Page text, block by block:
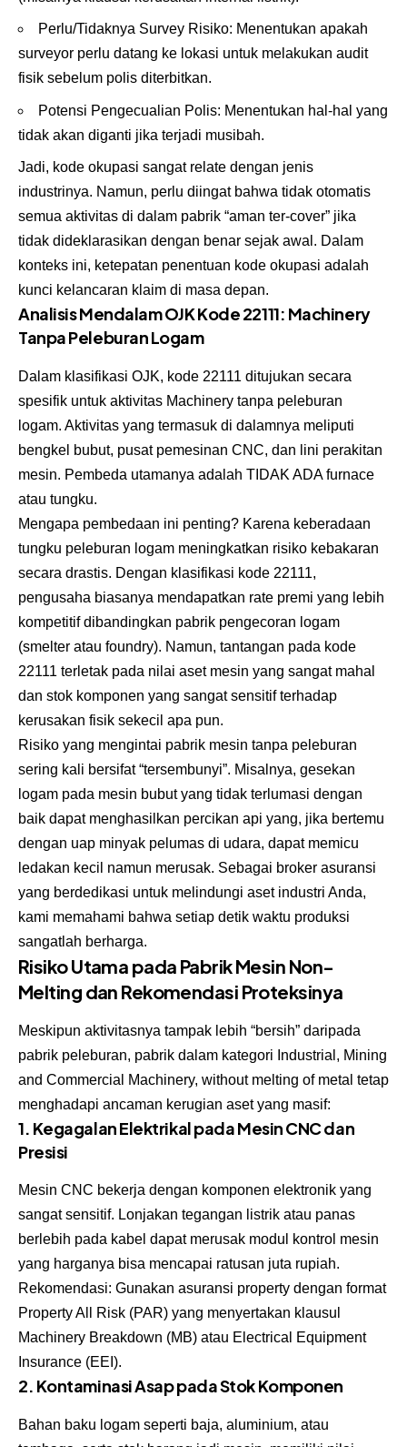
Perlu/Tidaknya Survey Risiko: Menentukan apakah
surveyor perlu datang ke lokasi untuk melakukan audit
fisik sebelum polis diterbitkan.
Potensi Pengecualian Polis: Menentukan hal-hal yang
tidak akan diganti jika terjadi musibah.
Jadi, kode okupasi sangat relate dengan jenis
industrinya. Namun, perlu diingat bahwa tidak otomatis
semua aktivitas di dalam pabrik “aman ter-cover” jika
tidak dideklarasikan dengan benar sejak awal. Dalam
konteks ini, ketepatan penentuan kode okupasi adalah
kunci kelancaran klaim di masa depan.
Analisis Mendalam OJK Kode 22111: Machinery
Tanpa Peleburan Logam
Dalam klasifikasi OJK, kode 22111 ditujukan secara
spesifik untuk aktivitas Machinery tanpa peleburan
logam. Aktivitas yang termasuk di dalamnya meliputi
bengkel bubut, pusat pemesinan CNC, dan lini perakitan
mesin. Pembeda utamanya adalah TIDAK ADA furnace
atau tungku.
Mengapa pembedaan ini penting? Karena keberadaan
tungku peleburan logam meningkatkan risiko kebakaran
secara drastis. Dengan klasifikasi kode 22111,
pengusaha biasanya mendapatkan rate premi yang lebih
kompetitif dibandingkan pabrik pengecoran logam
(smelter atau foundry). Namun, tantangan pada kode
22111 terletak pada nilai aset mesin yang sangat mahal
dan stok komponen yang sangat sensitif terhadap
kerusakan fisik sekecil apa pun.
Risiko yang mengintai pabrik mesin tanpa peleburan
sering kali bersifat “tersembunyi”. Misalnya, gesekan
logam pada mesin bubut yang tidak terlumasi dengan
baik dapat menghasilkan percikan api yang, jika bertemu
dengan uap minyak pelumas di udara, dapat memicu
ledakan kecil namun merusak. Sebagai broker asuransi
yang berdedikasi untuk melindungi aset industri Anda,
kami memahami bahwa setiap detik waktu produksi
sangatlah berharga.
Risiko Utama pada Pabrik Mesin Non-
Melting dan Rekomendasi Proteksinya
Meskipun aktivitasnya tampak lebih “bersih” daripada
pabrik peleburan, pabrik dalam kategori Industrial, Mining
and Commercial Machinery, without melting of metal tetap
menghadapi ancaman kerugian aset yang masif:
1. Kegagalan Elektrikal pada Mesin CNC dan
Presisi
Mesin CNC bekerja dengan komponen elektronik yang
sangat sensitif. Lonjakan tegangan listrik atau panas
berlebih pada kabel dapat merusak modul kontrol mesin
yang harganya bisa mencapai ratusan juta rupiah.
Rekomendasi: Gunakan asuransi property dengan format
Property All Risk (PAR) yang menyertakan klausul
Machinery Breakdown (MB) atau Electrical Equipment
Insurance (EEI).
2. Kontaminasi Asap pada Stok Komponen
Bahan baku logam seperti baja, aluminium, atau